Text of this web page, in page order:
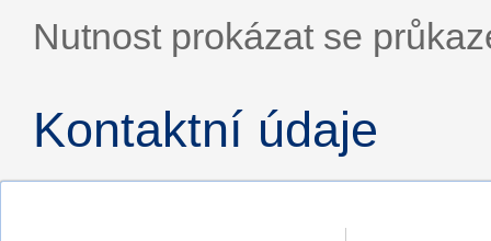
Nutnost prokázat se
Kontaktní údaje